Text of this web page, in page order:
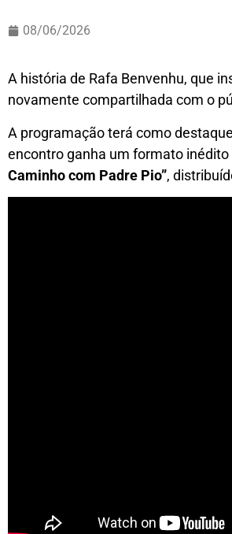
08/06/2026
A história de Rafa Benvenhu, que
novamente compartilhada com o
A programação terá como
encontro ganha um formato
Caminho com Padre Pio”,